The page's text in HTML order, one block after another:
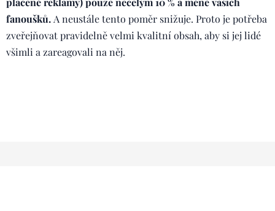
fanoušků. A neustále tento poměr snižuje. Proto je potřeba
zveřejňovat pravidelně velmi kvalitní obsah, aby si jej lidé
všimli a zareagovali na něj.